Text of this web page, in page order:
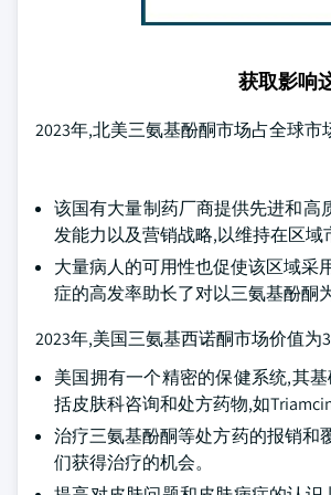
获取影响
2023年,北美三氨基酚酮市场占全球市
该国有大量制药厂商提供先进和高
发能力以及营销战略,以维持在区
大量病人的可用性也促使该区域采
症的高发率助长了对以三氨基酚酮
2023年,美国三氨基西诺酮市场价值为
美国拥有一个精密的保健系统,其
括皮肤科咨询和处方药物,如
治疗三氨基酚酮等处方药的报销和
们获得治疗的机会。